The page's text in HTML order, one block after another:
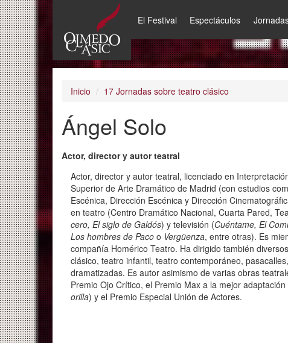
Pasar
al
contenido
principal
El Festival Espectáculos
Inicio 17 Jornadas sobre teatro clásico
Ángel Solo
Actor, director y autor teatral
Actor, director y autor teatral, licenciado en
Superior de Arte Dramático de Madrid (con estudios
Escénica, Dirección Escénica y Dirección
en teatro (Centro Dramático Nacional, Cuarta Pared,
cero, El siglo de Galdós) y televisión (Cuéntame, El
Los hombres de Paco o Vergüenza, entre otras). Es
compañía Homérico Teatro. Ha dirigido también
clásico, teatro infantil, teatro contemporáneo,
dramatizadas. Es autor asimismo de varias obras
Premio Ojo Crítico, el Premio Max a la mejor
orilla) y el Premio Especial Unión de Actores.